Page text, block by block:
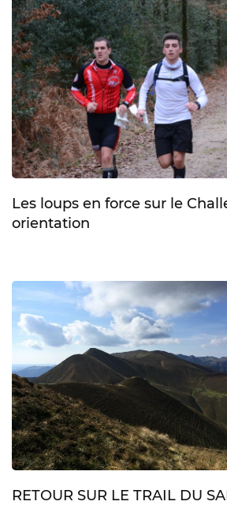
Les loups en force sur le
orientation
RETOUR SUR LE TRAIL DU